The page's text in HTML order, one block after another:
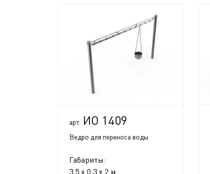
арт. ИО 1409
Ведро для переноса воды
Габариты:
3,5 x 0,3 x 2 м